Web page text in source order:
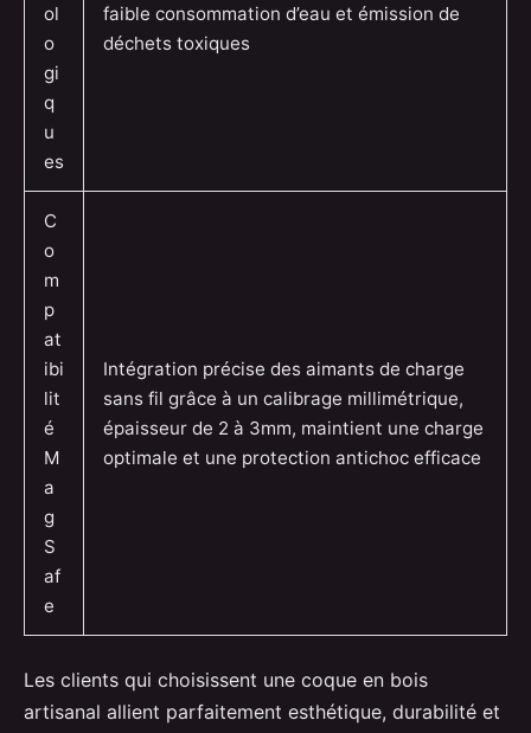
ol
o
gi
q
u
es
faible consommation d’eau et émission de
déchets toxiques
C
o
m
p
at
ibi
lit
é
M
a
g
S
af
e
Intégration précise des aimants de charge
sans fil grâce à un calibrage millimétrique,
épaisseur de 2 à 3mm, maintient une charge
optimale et une protection antichoc efficace
Les clients qui choisissent une coque en bois
artisanal allient parfaitement esthétique, durabilité et